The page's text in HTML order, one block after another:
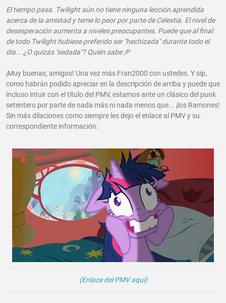
El tiempo pasa. Twilight aún no tiene ninguna lección aprendida
acerca de la amistad y teme lo peor por parte de Celestia. El nivel de
desesperación aumenta a niveles preocupantes. Puede que al final
de todo Twilight hubiese preferido ser "hechizada" durante todo el
día... ¿O quizás "sedada"? Quién sabe ;P
¡Muy buenas, amigos! Una vez más Fran2000 con ustedes. Y sip,
como habrán podido apreciar en la descripción de arriba y puede que
incluso intuir con el título del PMV, estamos ante un clásico del punk
setentero por parte de nada más ni nada menos que... ¡los Ramones!
Sin más dilaciones como siempre les dejo el enlace al PMV y su
correspondiente información:
(Enlace del PMV aquí)